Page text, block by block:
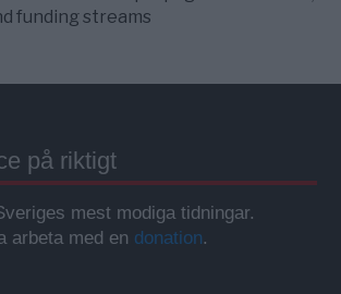
funding streams
på riktigt
mest modiga tidningar.
arbeta med en donation.